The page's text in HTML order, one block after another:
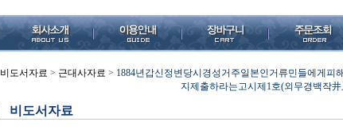
비도서자료 > 근대사자료 > 1884년갑신정변당시경성거주일본인거류민들에게
지제출하라는고시제1호(외무경백작
비도서자료